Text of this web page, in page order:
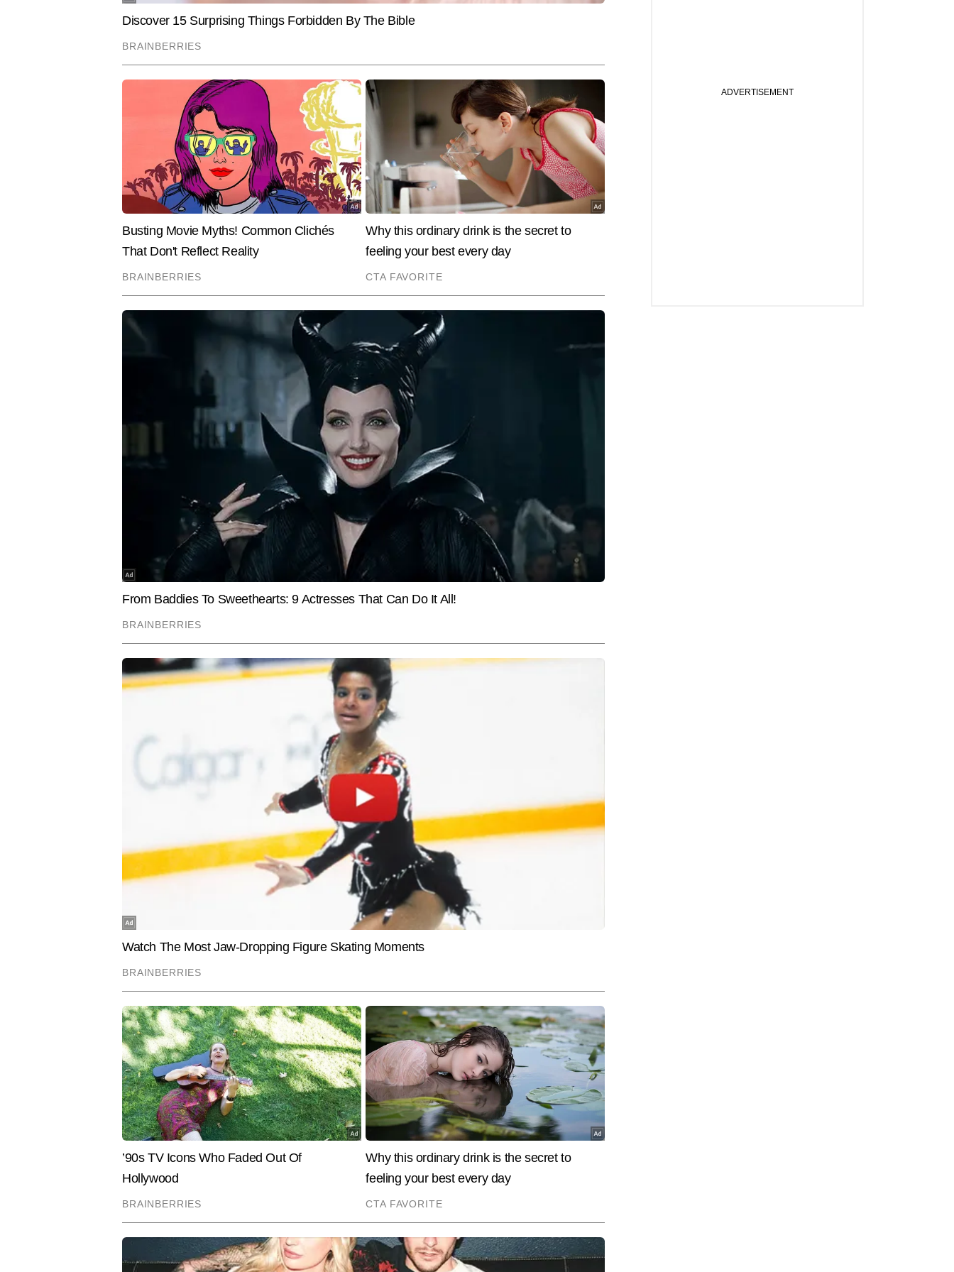
DRI Nagpur Ganja Seized.
18),Lemon न्यूज़ जैसे प्रमुख मीडिया संगठनों के साथ भी काम किया है। मनोरंजन,नागरिक मुद्दे ,इंफ्रा,राजनीति,आम और
विधानसभा चुनाव और अपराध जैसे विषयों को बखूबी कवर किया है। वर्तमान में मुम्बई ब्यूरो से जुड़ा हुआ हूं। कई राष्ट्रीय मुद्दों से
जुड़े कई विशेष खबरें भी कवर किया है।
Hindi NewsCities
End of Article